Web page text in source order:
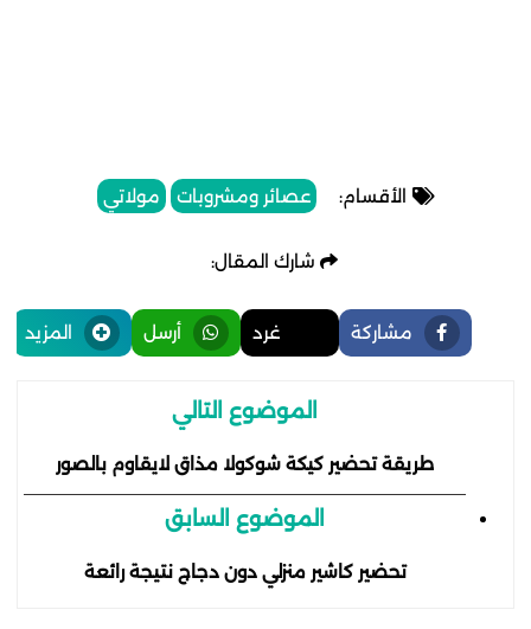
الأقسام: عصائر ومشروبات مولاتي
شارك المقال:
مشاركة غرد أرسل المزيد
الموضوع التالي
طريقة تحضير كيكة شوكولا مذاق لايقاوم بالصور
الموضوع السابق
تحضير كاشير منزلي دون دجاج نتيجة رائعة